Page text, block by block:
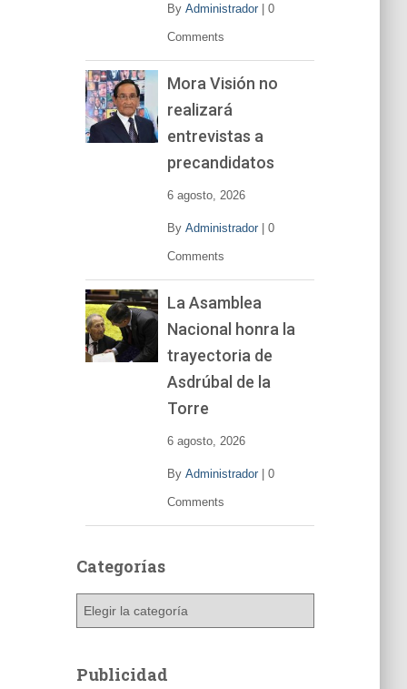
By Administrador| 0
Comments
Mora Visión no
realizará
entrevistas a
precandidatos
6 agosto, 2026
By Administrador| 0
Comments
La Asamblea
Nacional honra la
trayectoria de
Asdrúbal de la
Torre
6 agosto, 2026
By Administrador| 0
Comments
Categorías
g
Publicidad